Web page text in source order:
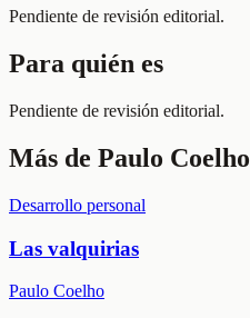
Pendiente de revisión editorial.
Para quién es
Pendiente de revisión editorial.
Más de Paulo Coelho
Desarrollo personal
Las valquirias
Paulo Coelho